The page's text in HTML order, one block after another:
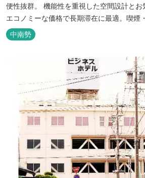
便性抜群。 機能性を重視した空間設計と
エコノミーな価格で長期滞在に最適。喫煙
ただけます。 無料サービス ・３０種類以上の和洋朝食ビュッフェ
（6:30～9:30） ・アルコールも無料のウェ
中南勢